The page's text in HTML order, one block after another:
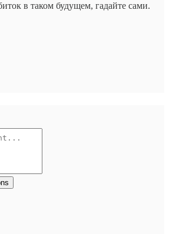
в таком будущем, гадайте сами.